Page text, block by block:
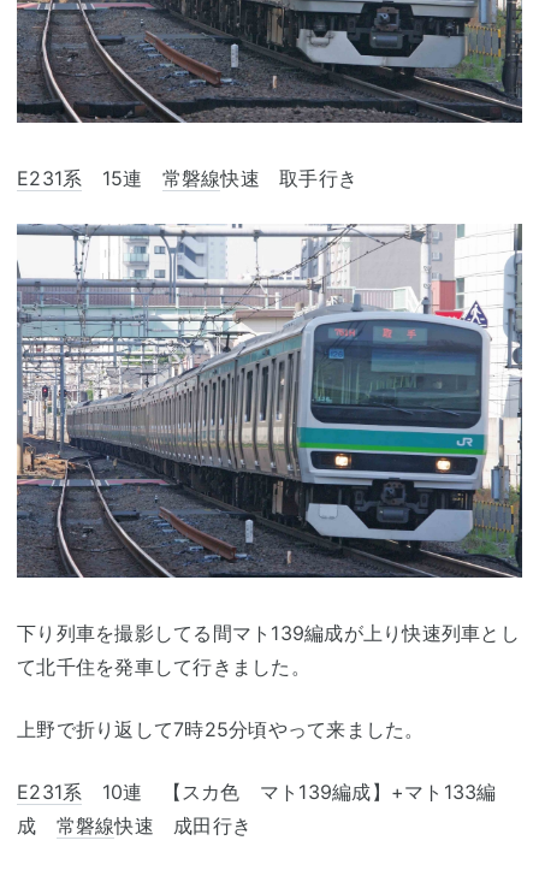
E231系 15連 常磐線快速 取手行き
下り列車を撮影してる間マト139編成が上り快速列車とし
て北千住を発車して行きました。
上野で折り返して7時25分頃やって来ました。
E231系 10連 【スカ色 マト139編成】+マト133編
成 常磐線快速 成田行き